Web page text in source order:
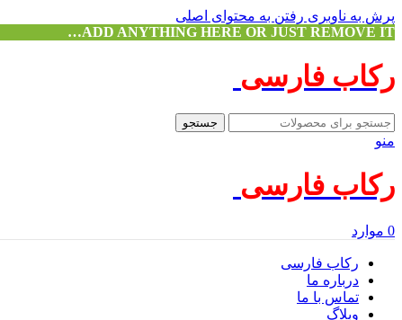
پرش به ناوبری رفتن به محتوای اصلی
ADD ANYTHING HERE OR JUST REMOVE IT…
رکاب فارسی
جستجو
منو
رکاب فارسی
0 موارد
رکاب فارسی
درباره ما
تماس با ما
وبلاگ